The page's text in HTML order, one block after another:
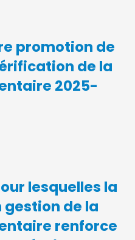
promotion de
de la
2025-
lesquelles la
de la
renforce